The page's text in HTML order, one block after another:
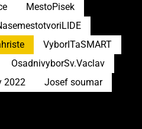
MestoPisek
VyborITaSMART
OsadnivyborSv.Vaclav
2022
Josef soumar